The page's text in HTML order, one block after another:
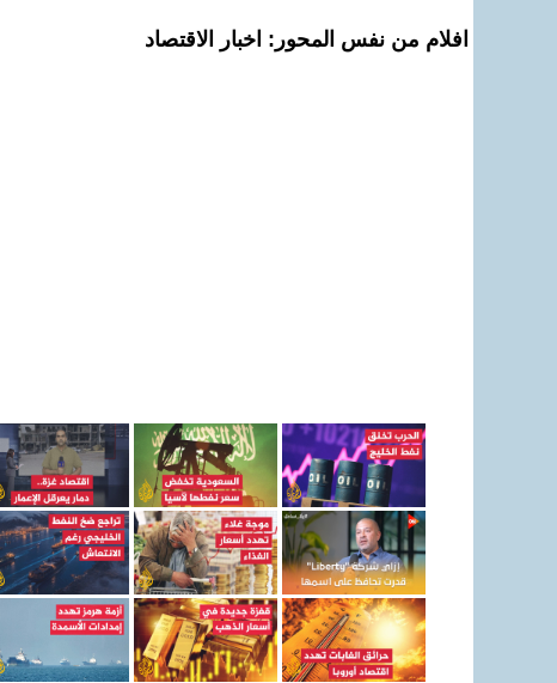
افلام من نفس المحور: اخبار الاقتصاد